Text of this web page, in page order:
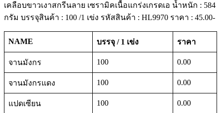
เคลือบขาวเงาสกรีนลาย เซรามิคเนื้อแกร่งเกรดเอ น้ำหนัก : 584
กรัม บรรจุสินค้า : 100 /1 เข่ง รหัสสินค้า : HL9970 ราคา : 45.00-
NAME บรรจุ / 1 เข่ง ราคา
จานมังกร 100 0.00
จานมังกรแดง 100 0.00
แปดเซียน 100 0.00